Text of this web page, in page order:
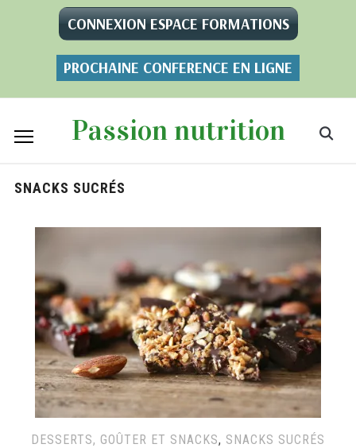
CONNEXION ESPACE FORMATIONS
PROCHAINE CONFERENCE EN LIGNE
Passion nutrition
SNACKS SUCRÉS
DESSERTS, GOÛTER ET SNACKS, SNACKS SUCRÉS